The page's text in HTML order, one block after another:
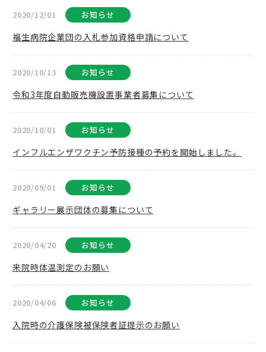
2020/12/01 お知らせ
福生病院企業団の入札参加資格申請について
2020/10/13 お知らせ
令和3年度自動販売機設置事業者募集について
2020/10/01 お知らせ
インフルエンザワクチン予防接種の予約を開始しました。
2020/09/01 お知らせ
ギャラリー展示団体の募集について
2020/04/20 お知らせ
来院時体温測定のお願い
2020/04/06 お知らせ
入院時の介護保険被保険者証提示のお願い